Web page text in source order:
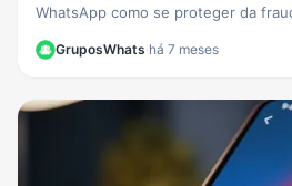
WhatsApp como se proteger da
GruposWhats·há 7 meses